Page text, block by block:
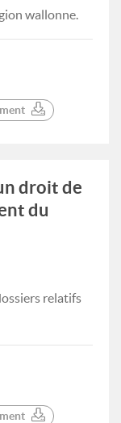
wallonne.
droit de
du
relatifs